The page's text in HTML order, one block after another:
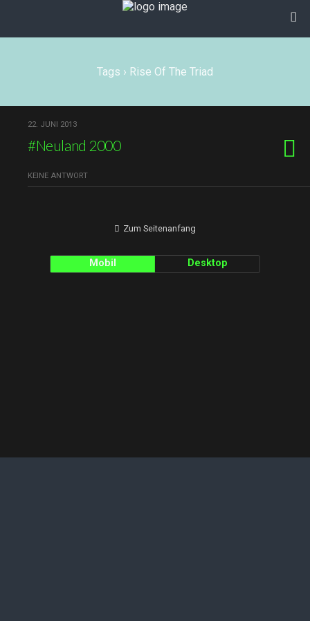
Tags › Rise Of The Triad
22. JUNI 2013
#Neuland 2000
KEINE ANTWORT
Zum Seitenanfang
Mobil Desktop